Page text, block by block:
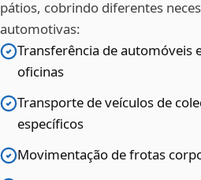
pátios, cobrindo diferentes
automotivas:
Transferência de automóveis
oficinas
Transporte de veículos de
específicos
Movimentação de frotas